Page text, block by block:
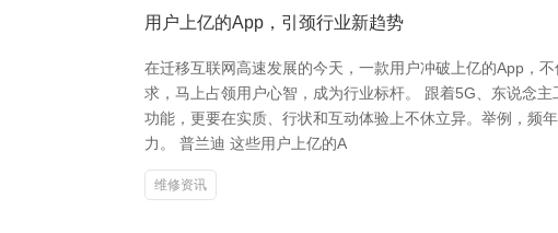
用户上亿的App，引颈行业新趋势
在迁移互联网高速发展的今天，一款用户冲破上亿的App，
求，马上占领用户心智，成为行业标杆。 跟着5G、东说念
功能，更要在实质、行状和互动体验上不休立异。举例，频
力。 普兰迪 这些用户上亿的A
维修资讯